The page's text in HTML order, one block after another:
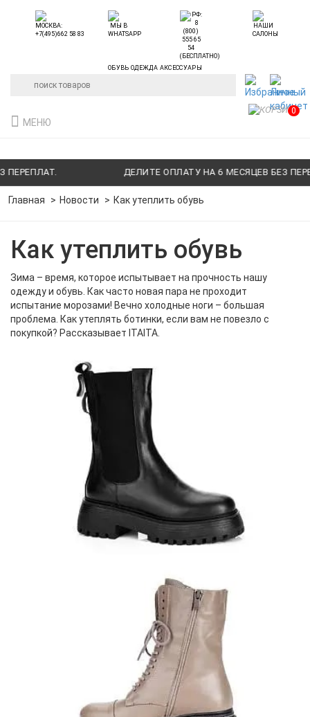
ДЕЛИТЕ ОПЛАТУ НА 6 МЕСЯЦЕВ БЕЗ
ОБУВЬ ОДЕЖДА АКСЕССУАРЫ
МЕНЮ
0
Главная Новости Как утеплить обувь
Как утеплить обувь
Зима – время, которое испытывает на прочность нашу
одежду и обувь. Как часто новая пара не проходит
испытание морозами! Вечно холодные ноги – большая
проблема. Как утеплять ботинки, если вам не повезло с
покупкой? Рассказывает ITAITA.